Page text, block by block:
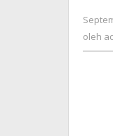
oleh